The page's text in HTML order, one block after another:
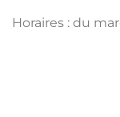
Horaires : du